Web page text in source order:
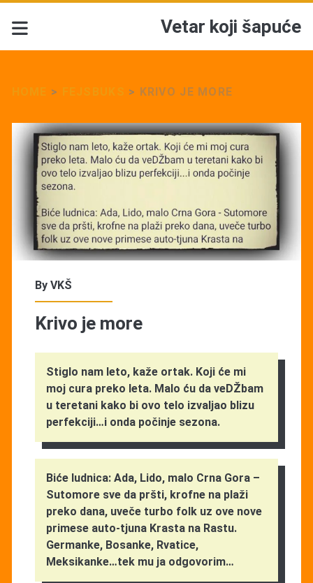
Vetar koji šapuće
> > KRIVO JE MORE
By VKŠ
Krivo je more
Stiglo nam leto, kaže ortak. Koji će mi
moj cura preko leta. Malo ću da veDŽbam
u teretani kako bi ovo telo izvaljao blizu
perfekciji…i onda počinje sezona.
Biće ludnica: Ada, Lido, malo Crna Gora –
Sutomore sve da pršti, krofne na plaži
preko dana, uveče turbo folk uz ove nove
primese auto-tjuna Krasta na Rastu.
Germanke, Bosanke, Rvatice,
Meksikanke…tek mu ja odgovorim…